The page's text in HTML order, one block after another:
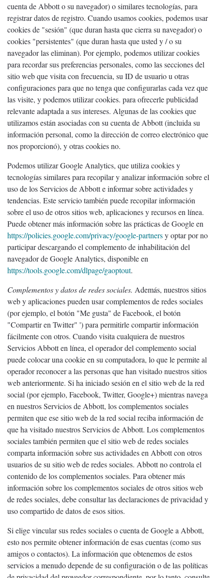
cuenta de Abbott o su navegador) o similares tecnologías, para
registrar datos de registro. Cuando usamos cookies, podemos usar
cookies de "sesión" (que duran hasta que cierra su navegador) o
cookies "persistentes" (que duran hasta que usted y / o su
navegador las eliminan). Por ejemplo, podemos utilizar cookies
para recordar sus preferencias personales, como las secciones del
sitio web que visita con frecuencia, su ID de usuario u otras
configuraciones para que no tenga que configurarlas cada vez que
las visite, y podemos utilizar cookies. para ofrecerle publicidad
relevante adaptada a sus intereses. Algunas de las cookies que
utilizamos están asociadas con su cuenta de Abbott (incluida su
información personal, como la dirección de correo electrónico que
nos proporcionó), y otras cookies no.
Podemos utilizar Google Analytics, que utiliza cookies y
tecnologías similares para recopilar y analizar información sobre el
uso de los Servicios de Abbott e informar sobre actividades y
tendencias. Este servicio también puede recopilar información
sobre el uso de otros sitios web, aplicaciones y recursos en línea.
Puede obtener más información sobre las prácticas de Google en
https://policies.google.com/privacy/google-partnersy optar por no
participar descargando el complemento de inhabilitación del
navegador de Google Analytics, disponible en
https://tools.google.com/dlpage/gaoptout.
Complementos y datos de redes sociales. Además, nuestros sitios
web y aplicaciones pueden usar complementos de redes sociales
(por ejemplo, el botón "Me gusta" de Facebook, el botón
"Compartir en Twitter" ') para permitirle compartir información
fácilmente con otros. Cuando visita cualquiera de nuestros
Servicios Abbott en línea, el operador del complemento social
puede colocar una cookie en su computadora, lo que le permite al
operador reconocer a las personas que han visitado nuestros sitios
web anteriormente. Si ha iniciado sesión en el sitio web de la red
social (por ejemplo, Facebook, Twitter, Google+) mientras navega
en nuestros Servicios de Abbott, los complementos sociales
permiten que ese sitio web de la red social reciba información de
que ha visitado nuestros Servicios de Abbott. Los complementos
sociales también permiten que el sitio web de redes sociales
comparta información sobre sus actividades en Abbott con otros
usuarios de su sitio web de redes sociales. Abbott no controla el
contenido de los complementos sociales. Para obtener más
información sobre los complementos sociales de otros sitios web
de redes sociales, debe consultar las declaraciones de privacidad y
uso compartido de datos de esos sitios.
Si elige vincular sus redes sociales o cuenta de Google a Abbott,
esto nos permite obtener información de esas cuentas (como sus
amigos o contactos). La información que obtenemos de estos
servicios a menudo depende de su configuración o de las políticas